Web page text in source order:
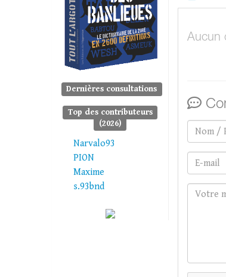
Dernières consultations
Top des contributeurs
(2026)
Narvalo93
PION
Maxime
s.93bnd
Aucun